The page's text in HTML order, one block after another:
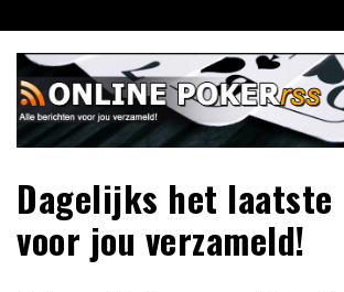
naar
inhoud
Dagelijks het laatste
voor jou verzameld!